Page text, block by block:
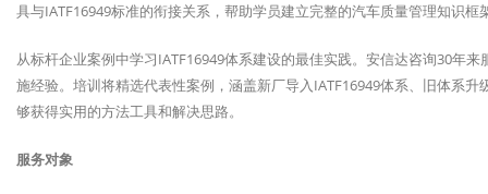
具与IATF16949标准的衔接关系，帮助学员建立完整的汽车质量管理知识框
从标杆企业案例中学习IATF16949体系建设的最佳实践。安信达咨询30年
施经验。培训将精选代表性案例，涵盖新厂导入IATF16949体系、旧体系
够获得实用的方法工具和解决思路。
服务对象